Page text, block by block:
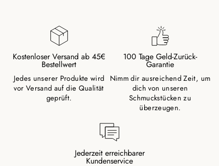
Kostenloser Versand ab 45€
Bestellwert
Jedes unserer Produkte wird
vor Versand auf die Qualität
geprüft.
100 Tage Geld-Zurück-
Garantie
Nimm dir ausreichend Zeit, um
dich von unseren
Schmuckstücken zu
überzeugen.
Jederzeit erreichbarer
Kundenservice